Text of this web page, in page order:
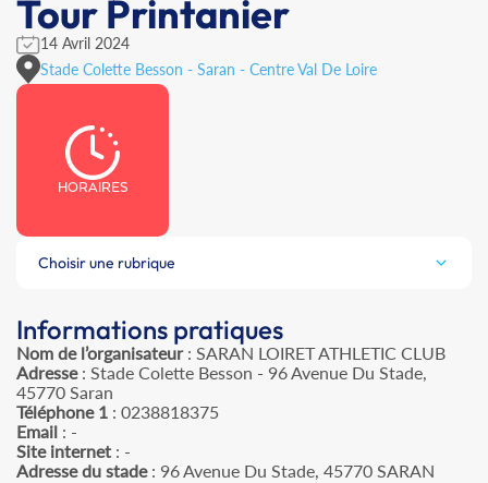
Tour Printanier
14 Avril 2024
Stade Colette Besson - Saran - Centre Val De Loire
HORAIRES
Choisir une rubrique
Informations pratiques
Nom de l’organisateur: SARAN LOIRET ATHLETIC CLUB
Adresse: Stade Colette Besson - 96 Avenue Du Stade,
45770 Saran
Téléphone 1 : 0238818375
Email : -
Site internet : -
Adresse du stade: 96 Avenue Du Stade, 45770 SARAN